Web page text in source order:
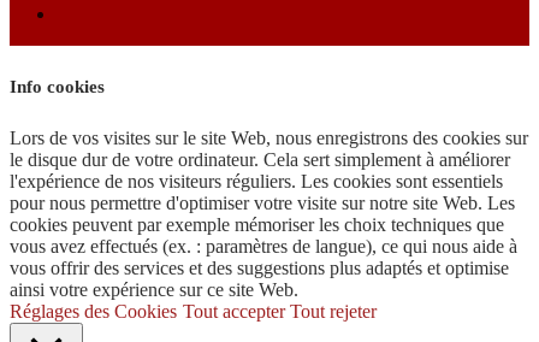
Info cookies
Lors de vos visites sur le site Web, nous enregistrons des cookies sur
le disque dur de votre ordinateur. Cela sert simplement à améliorer
l'expérience de nos visiteurs réguliers. Les cookies sont essentiels
pour nous permettre d'optimiser votre visite sur notre site Web. Les
cookies peuvent par exemple mémoriser les choix techniques que
vous avez effectués (ex. : paramètres de langue), ce qui nous aide à
vous offrir des services et des suggestions plus adaptés et optimise
ainsi votre expérience sur ce site Web.
Réglages des Cookies Tout accepter Tout rejeter